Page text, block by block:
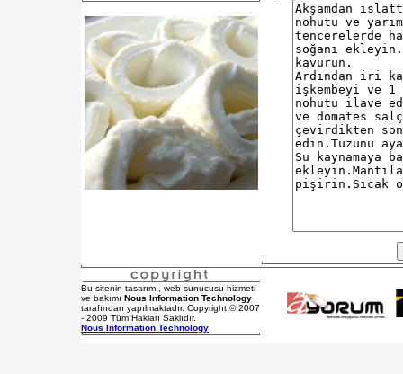
Bu sitenin tasarımı, web sunucusu hizmeti
ve bakımı Nous Information Technology
tarafından yapılmaktadır. Copyright © 2007
- 2009 Tüm Hakları Saklıdır.
Nous Information Technology